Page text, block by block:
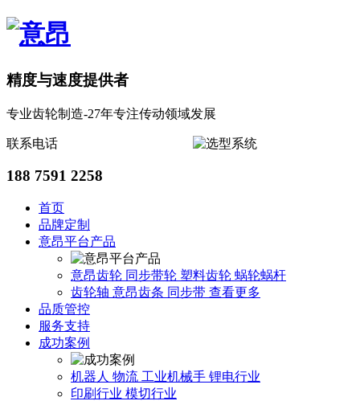
精度与速度提供者
专业齿轮制造-27年专注传动领域发展
联系电话
188 7591 2258
首页
品牌定制
意昂平台产品
意昂齿轮 同步带轮 塑料齿轮 蜗轮蜗杆
齿轮轴 意昂齿条 同步带 查看更多
品质管控
服务支持
成功案例
机器人 物流 工业机械手 锂电行业
印刷行业 模切行业